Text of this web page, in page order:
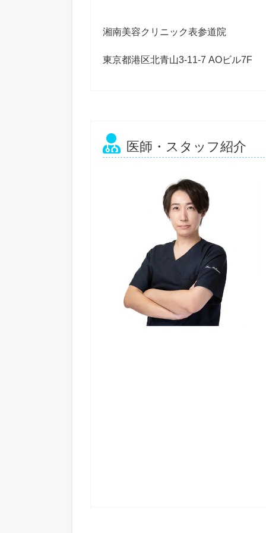
湘南美容クリニック表参道院
東京都港区北青山3-11-7 AOビル7F
医師・スタッフ紹介